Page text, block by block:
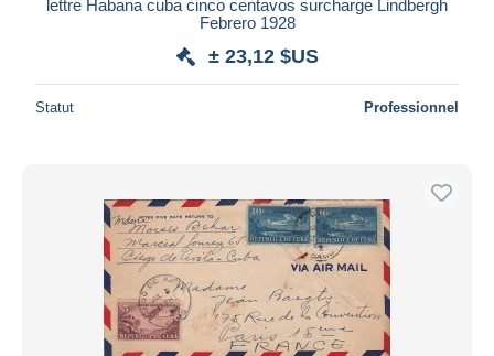
lettre Habana cuba cinco centavos surcharge Lindbergh
Febrero 1928
± 23,12 $US
Statut Professionnel